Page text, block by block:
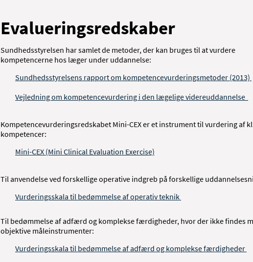
Evalueringsredskaber
Sundhedsstyrelsen har samlet de metoder, der kan bruges til at vurdere
kompetencerne hos læger under uddannelse:
Sundhedsstyrelsens rapport om kompetencevurderingsmetoder (2013)
Vejledning om kompetencevurdering i den lægelige videreuddannelse
Kompetencevurderingsredskabet Mini-CEX er et instrument til vurdering af
kompetencer:
Mini-CEX (Mini Clinical Evaluation Exercise)
Til anvendelse ved forskellige operative indgreb på forskellige
Vurderingsskala til bedømmelse af operativ teknik
Til bedømmelse af adfærd og komplekse færdigheder, hvor der ikke findes
objektive måleinstrumenter:
Vurderingsskala til bedømmelse af adfærd og komplekse færdigheder